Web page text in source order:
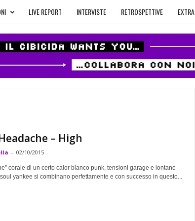
LIVE REPORT INTERVISTE RETROSPETTIVE EXTRA
– High
- 02/10/2015
corale di un certo calor bianco punk, tensioni garage e lontane
yankee si combinano perfettamente e con successo in questo...